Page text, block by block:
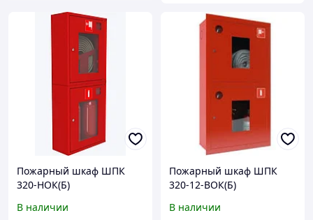
Пожарный шкаф ШПК
320-НОК(Б)
В наличии
Пожарный шкаф ШПК
320-12-ВОК(Б)
В наличии